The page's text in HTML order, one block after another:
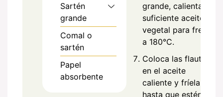
Sartén
grande
Comal o
sartén
Papel
absorbente
grande, calienta
suficiente aceite
vegetal para freír
a 180°C.
Coloca las flautas
en el aceite
caliente y fríelas
hasta que estén